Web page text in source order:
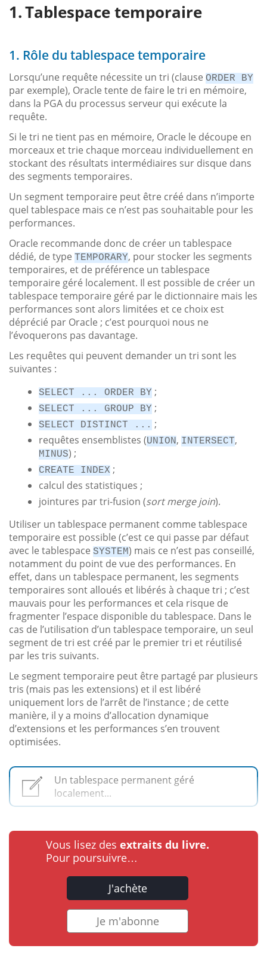
Tablespace temporaire
1. Rôle du tablespace temporaire
Lorsqu’une requête nécessite un tri (clause ORDER BY
par exemple), Oracle tente de faire le tri en mémoire,
dans la PGA du processus serveur qui exécute la
requête.
Si le tri ne tient pas en mémoire, Oracle le découpe en
morceaux et trie chaque morceau individuellement en
stockant des résultats intermédiaires sur disque dans
des segments temporaires.
Un segment temporaire peut être créé dans n’importe
quel tablespace mais ce n’est pas souhaitable pour les
performances.
Oracle recommande donc de créer un tablespace
dédié, de type TEMPORARY, pour stocker les segments
temporaires, et de préférence un tablespace
temporaire géré localement. Il est possible de créer un
tablespace temporaire géré par le dictionnaire mais les
performances sont alors limitées et ce choix est
déprécié par Oracle ; c’est pourquoi nous ne
l’évoquerons pas davantage.
Les requêtes qui peuvent demander un tri sont les
suivantes :
SELECT ... ORDER BY ;
SELECT ... GROUP BY ;
SELECT DISTINCT ... ;
requêtes ensemblistes (UNION, INTERSECT,
MINUS) ;
CREATE INDEX ;
calcul des statistiques ;
jointures par tri-fusion (sort merge join).
Utiliser un tablespace permanent comme tablespace
temporaire est possible (c’est ce qui passe par défaut
avec le tablespace SYSTEM) mais ce n’est pas conseillé,
notamment du point de vue des performances. En
effet, dans un tablespace permanent, les segments
temporaires sont alloués et libérés à chaque tri ; c’est
mauvais pour les performances et cela risque de
fragmenter l’espace disponible du tablespace. Dans le
cas de l’utilisation d’un tablespace temporaire, un seul
segment de tri est créé par le premier tri et réutilisé
par les tris suivants.
Le segment temporaire peut être partagé par plusieurs
tris (mais pas les extensions) et il est libéré
uniquement lors de l’arrêt de l’instance ; de cette
manière, il y a moins d’allocation dynamique
d’extensions et les performances s’en trouvent
optimisées.
Un tablespace permanent géré
localement...
Vous lisez des extraits du livre.
Pour poursuivre…
J'achète
Je m'abonne